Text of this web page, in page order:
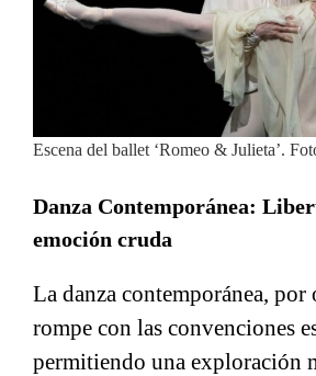
Escena del ballet ‘Romeo & Julieta’.
Danza Contemporánea:
emoción cruda
La danza contemporánea, por
rompe con las convenciones
permitiendo una exploración